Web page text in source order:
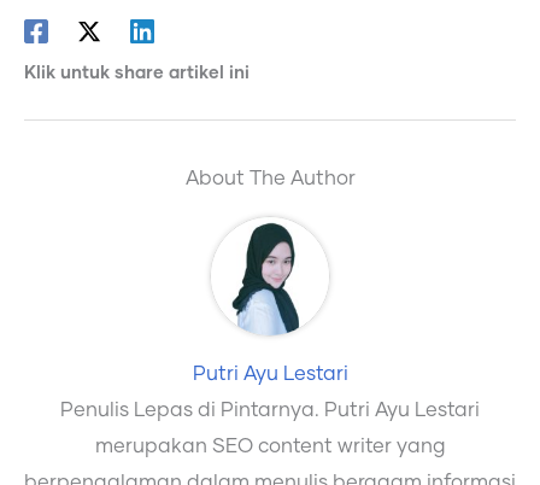
Klik untuk share artikel ini
About The Author
Putri Ayu Lestari
Penulis Lepas di Pintarnya. Putri Ayu Lestari
merupakan SEO content writer yang